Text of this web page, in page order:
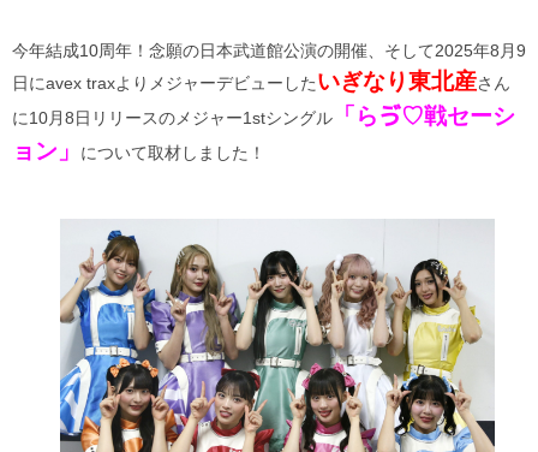
今年結成10周年！念願の日本武道館公演の開催、そして2025年8月9
日にavex traxよりメジャーデビューしたいぎなり東北産さん
に10月8日リリースのメジャー1stシングル
「らゔ♡戦セーシ
ョン」
について取材しました！